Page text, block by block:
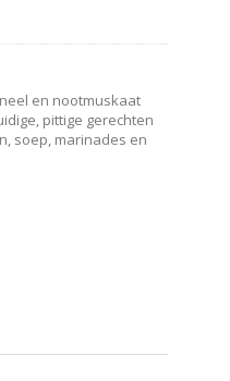
en nootmuskaat
pittige gerechten
soep, marinades en